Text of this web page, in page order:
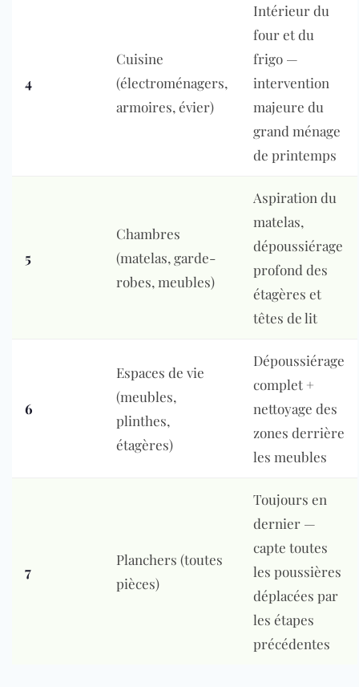
4
Cuisine
(électroménagers,
armoires, évier)
Intérieur du
four et du
frigo —
intervention
majeure du
grand ménage
de printemps
5
Chambres
(matelas, garde-
robes, meubles)
Aspiration du
matelas,
dépoussiérage
profond des
étagères et
têtes de lit
6
Espaces de vie
(meubles,
plinthes,
étagères)
Dépoussiérage
complet +
nettoyage des
zones derrière
les meubles
7
Planchers (toutes
pièces)
Toujours en
dernier —
capte toutes
les poussières
déplacées par
les étapes
précédentes